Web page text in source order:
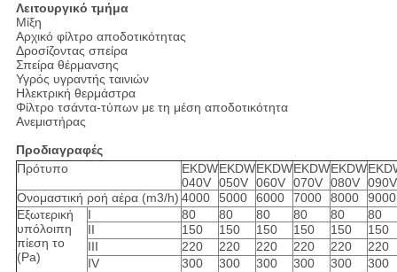
Λειτουργικό τμήμα
Μίξη
Αρχικό φίλτρο αποδοτικότητας
Δροσίζοντας σπείρα
Σπείρα θέρμανσης
Υγρός υγραντής ταινιών
Ηλεκτρική θερμάστρα
Φίλτρο τσάντα-τύπων με τη μέση αποδοτικότητα
Ανεμιστήρας
Προδιαγραφές
Πρότυπο
EKDW
040V
EKDW
050V
EKDW
060V
EKDW
070V
EKDW
080V 090V
Ονομαστική ροή αέρα (m3/h) 4000 5000 6000 7000 8000
9000
Εξωτερική
υπόλοιπη
πίεση το
(Pa)
Ι 80 80 80 80 80
80
ΙΙ
150 150 150 150 150
150
ΙΙΙ
220 220 220 220 220
220
IV
300 300 300 300 300
300